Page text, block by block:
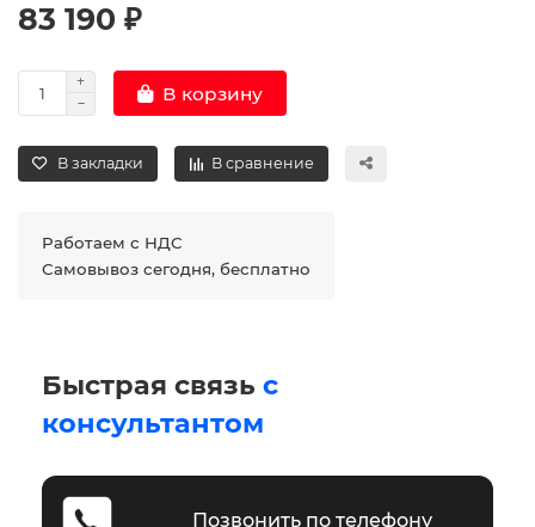
83 190 ₽
В корзину
В закладки В сравнение
Работаем с НДС
Самовывоз сегодня, бесплатно
Быстрая связь с
консультантом
Позвонить по телефону